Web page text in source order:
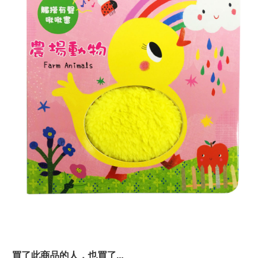
買了此商品的人，也買了...